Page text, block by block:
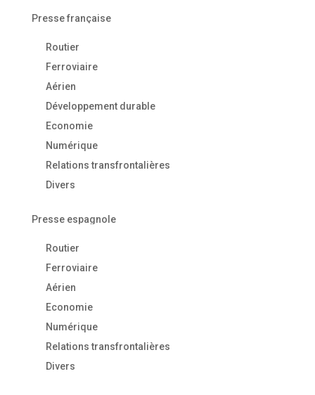
Presse française
Routier
Ferroviaire
Aérien
Développement durable
Economie
Numérique
Relations transfrontalières
Divers
Presse espagnole
Routier
Ferroviaire
Aérien
Economie
Numérique
Relations transfrontalières
Divers